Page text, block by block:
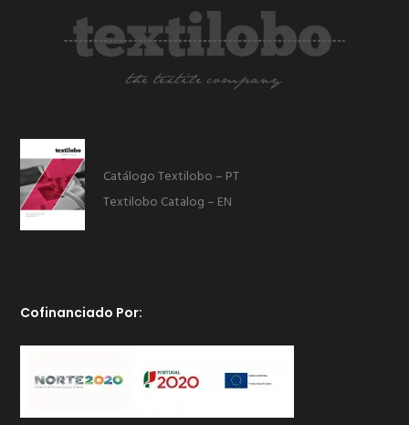
Catálogo Textilobo – PT
Textilobo Catalog – EN
Cofinanciado Por: